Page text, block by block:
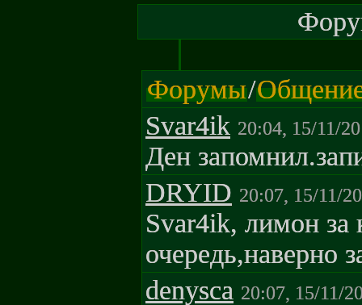
Форумы/
Svar4ik 20:04, 15/11/
Ден
DRYID 20:07, 15/11/
Svar4ik, лимон
очередь,наверно
denysca 20:07, 15/11/